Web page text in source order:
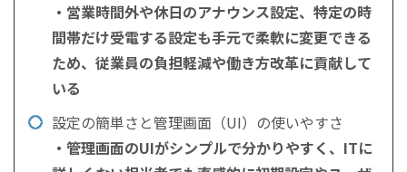
・営業時間外や休日のアナウンス設定、特定の時
間帯だけ受電する設定も手元で柔軟に変更できる
ため、従業員の負担軽減や働き方改革に貢献して
いる
設定の簡単さと管理画面（UI）の使いやすさ
・管理画面のUIがシンプルで分かりやすく、ITに